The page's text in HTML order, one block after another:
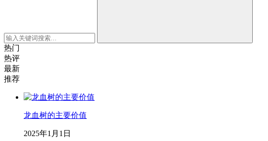
热门
热评
最新
推荐
龙血树的主要价值
2025年1月1日